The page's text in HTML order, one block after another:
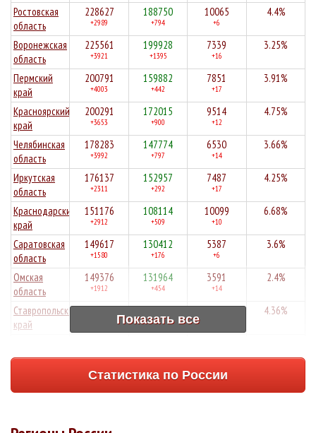
Ростовская
область
228627
+2989
188750
+794
10065
+6
4.4%
Воронежская
область
225561
+3921
199928
+1395
7339
+16
3.25%
Пермский
край
200791
+4003
159882
+442
7851
+17
3.91%
Красноярский
край
200291
+3653
172015
+900
9514
+12
4.75%
Челябинская
область
178283
+3992
147774
+797
6530
+14
3.66%
Иркутская
область
176137
+2311
152957
+292
7487
+17
4.25%
Краснодарский
край
151176
+2912
108114
+509
10099
+10
6.68%
Саратовская
область
149617
+1580
130412
+176
5387
+6
3.6%
Омская
область
149376
+1912
131964
+454
3591
+14
2.4%
Ставропольский
край
149133 128502
+888
6507 4.36%
область
область
146180 126042 6034
Показать все
Статистика по России